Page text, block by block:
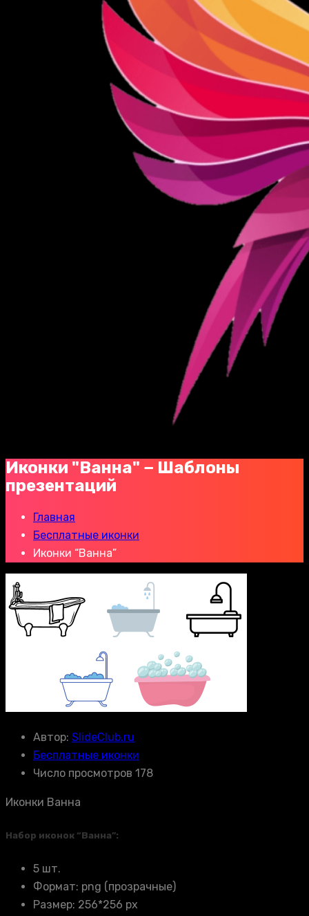
Иконки "Ванна" − Шаблоны
презентаций
Главная
Бесплатные иконки
Иконки “Ванна”
Автор: SlideClub.ru
Бесплатные иконки
Число просмотров 178
Иконки Ванна
Набор иконок “Ванна”:
5 шт.
Формат: png (прозрачные)
Размер: 256*256 px